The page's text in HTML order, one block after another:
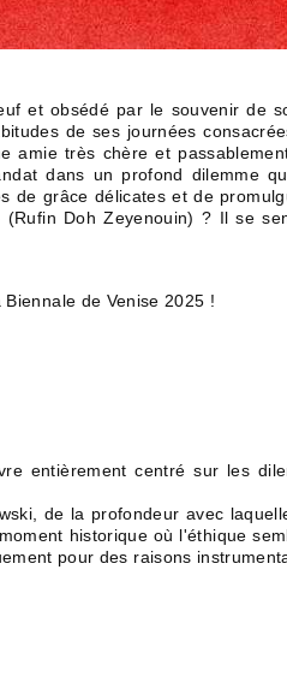
et obsédé par le souvenir de
de ses journées
amie très chère et
dans un profond dilemme
de grâce délicates et de
Doh Zeyenouin) ? Il se
de Venise 2025 !
entièrement centré sur les
de la profondeur avec
historique où l'éthique
pour des raisons